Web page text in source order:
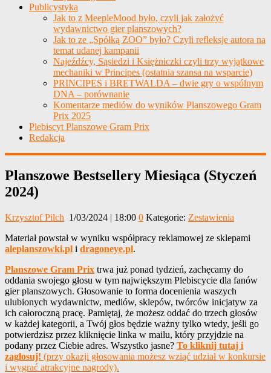
Publicystyka
Jak to z MeepleMood było, czyli jak założyć
wydawnictwo gier planszowych?
Jak to ze „Spółką ZOO” było? Czyli refleksje autora na
temat udanej kampanii
Najeźdźcy, Sąsiedzi i Księżniczki czyli trzy wyjątkowe
mechaniki w Principes (ostatnia szansa na wsparcie)
PRINCIPES i BRETWALDA – dwie gry o wspólnym
DNA – porównanie
Komentarze mediów do wyników Planszowego Gram
Prix 2025
Plebiscyt Planszowe Gram Prix
Redakcja
Planszowe Bestsellery Miesiąca (Styczeń
2024)
Krzysztof Pilch 1/03/2024 | 18:00 0 Kategorie: Zestawienia
Materiał powstał w wyniku współpracy reklamowej ze sklepami
aleplanszowki.pl i dragoneye.pl.
Planszowe Gram Prix trwa już ponad tydzień, zachęcamy do
oddania swojego głosu w tym największym Plebiscycie dla fanów
gier planszowych. Głosowanie to forma docenienia waszych
ulubionych wydawnictw, mediów, sklepów, twórców inicjatyw za
ich całoroczną pracę. Pamiętaj, że możesz oddać do trzech głosów
w każdej kategorii, a Twój głos będzie ważny tylko wtedy, jeśli go
potwierdzisz przez kliknięcie linka w mailu, który przyjdzie na
podany przez Ciebie adres. Wszystko jasne? To kliknij tutaj i
zagłosuj! (przy okazji głosowania możesz wziąć udział w konkursie
i wygrać atrakcyjne nagrody).